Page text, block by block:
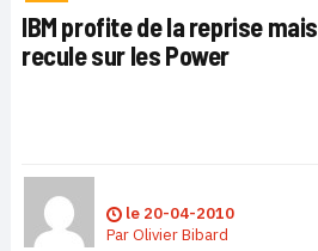
IBM profite de la reprise mais
recule sur les Power
le 20-04-2010
ParOlivier Bibard